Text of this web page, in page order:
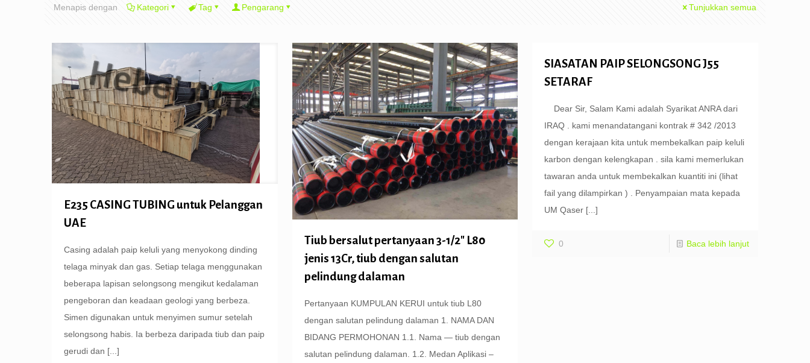
Menapis dengan Kategori Tag Pengarang Tunjukkan semua
E235 CASING TUBING untuk Pelanggan
UAE
Casing adalah paip keluli yang menyokong dinding
telaga minyak dan gas. Setiap telaga menggunakan
beberapa lapisan selongsong mengikut kedalaman
pengeboran dan keadaan geologi yang berbeza.
Simen digunakan untuk menyimen sumur setelah
selongsong habis. Ia berbeza daripada tiub dan paip
gerudi dan [...]
Tiub bersalut pertanyaan 3-1/2″ L80
jenis 13Cr, tiub dengan salutan
pelindung dalaman
Pertanyaan KUMPULAN KERUI untuk tiub L80
dengan salutan pelindung dalaman 1. NAMA DAN
BIDANG PERMOHONAN 1.1. Nama — tiub dengan
salutan pelindung dalaman. 1.2. Medan Aplikasi –
SIASATAN PAIP SELONGSONG J55
SETARAF
Dear Sir, Salam Kami adalah Syarikat ANRA dari
IRAQ . kami menandatangani kontrak # 342 /2013
dengan kerajaan kita untuk membekalkan paip keluli
karbon dengan kelengkapan . sila kami memerlukan
tawaran anda untuk membekalkan kuantiti ini (lihat
fail yang dilampirkan ) . Penyampaian mata kepada
UM Qaser [...]
0 Baca lebih lanjut